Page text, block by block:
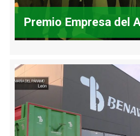
Premio Empresa del